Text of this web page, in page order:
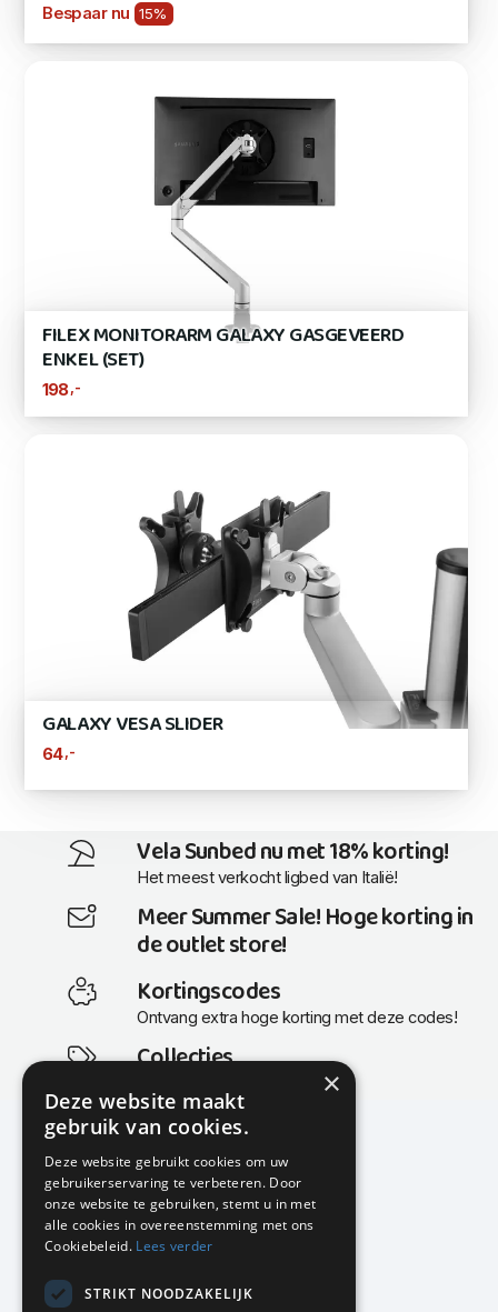
Bespaar nu 15%
FILEX MONITORARM GALAXY GASGEVEERD
ENKEL (SET)
198,-
GALAXY VESA SLIDER
64,-
Vela Sunbed nu met 18% korting!
Het meest verkocht ligbed van Italië!
Meer Summer Sale! Hoge korting in
de outlet store!
Kortingscodes
Ontvang extra hoge korting met deze codes!
Collecties
Actuele en populaire collecties
KMP Kantoormeubilair
Airport Business Park
Frankfurtstraat 29-31
1175 RH Lijnden
020-617 01 26
×
Deze website maakt
gebruik van cookies.
Deze website gebruikt cookies om uw
gebruikerservaring te verbeteren. Door
onze website te gebruiken, stemt u in met
alle cookies in overeenstemming met ons
Cookiebeleid. Lees verder
STRIKT NOODZAKELIJK